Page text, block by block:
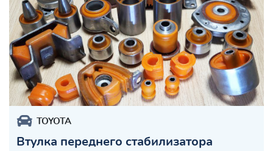
TOYOTA
Втулка переднего стабилизатора